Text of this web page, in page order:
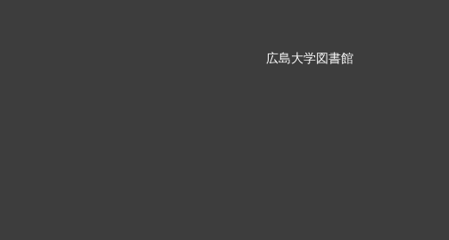
広島大学図書館